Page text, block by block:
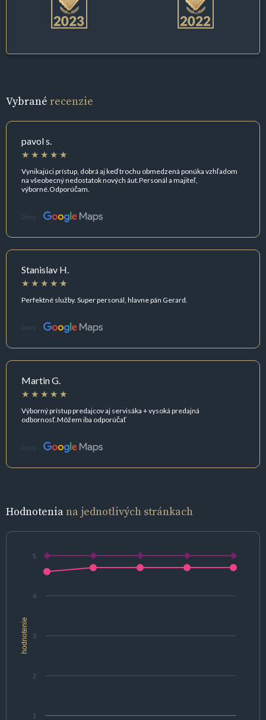
Vybrané recenzie
pavol s.
Vynikajúci prístup, dobrá aj keď trochu obmedzená ponúka vzhľadom
na všeobecný nedostatok nových áut.Personál a majiteľ,
výborné.Odporúčam.
Zdroj:
Stanislav H.
Perfektné služby. Super personál, hlavne pán Gerard.
Zdroj:
Martin G.
Výborný prístup predajcov aj servisáka + vysoká predajná
odbornosť.Môžem iba odporúčať
Zdroj:
Hodnoteniana jednotlivých stránkach
hodnotenie
1
2
3
4
5